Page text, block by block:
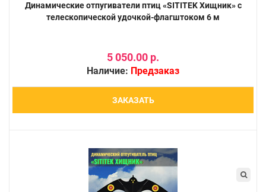
Динамические отпугиватели птиц «SITITEK Хищник» с
телескопической удочкой-флагштоком 6 м
5 050.00 р.
Наличие: Предзаказ
ЗАКАЗАТЬ